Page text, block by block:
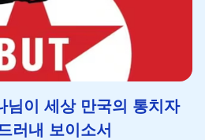
님이 세상 만국의 통치자
러내 보이소서